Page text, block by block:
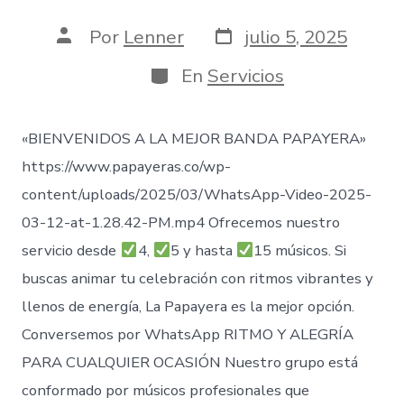
AutorPor Lenner Fecha
de
publicación
julio 5, 2025
Categorías
En Servicios
«BIENVENIDOS A LA MEJOR BANDA PAPAYERA»
https://www.papayeras.co/wp-
content/uploads/2025/03/WhatsApp-Video-2025-
03-12-at-1.28.42-PM.mp4 Ofrecemos nuestro
servicio desde
4, 5 y hasta
15 músicos. Si
buscas animar tu celebración con ritmos vibrantes y
llenos de energía, La Papayera es la mejor opción.
Conversemos por WhatsApp RITMO Y ALEGRÍA
PARA CUALQUIER OCASIÓN Nuestro grupo está
conformado por músicos profesionales que